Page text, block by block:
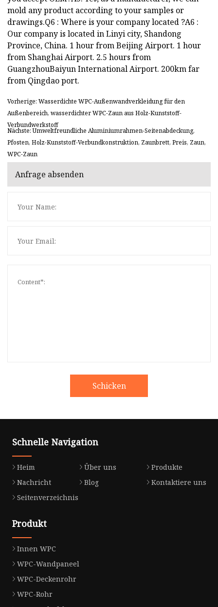
mold any product according to your samples or
drawings.Q6 : Where is your company located ?A6 :
Our company is located in Linyi city, Shandong
Province, China. 1 hour from Beijing Airport. 1 hour
from Shanghai Airport. 2.5 hours from
GuangzhouBaiyun International Airport. 200km far
from Qingdao port.
Vorherige: Wasserdichte WPC-Außenwandverkleidung für den
Außenbereich, wasserdichter WPC-Zaun aus Holz-Kunststoff-
Verbundwerkstoff
Nächste: Umweltfreundliche Aluminiumrahmen-Seitenabdeckung,
Pfosten, Holz-Kunststoff-Verbundkonstruktion, Zaunbrett, Preis, Zaun,
WPC-Zaun
Anfrage absenden
Schicken
Schnelle Navigation
Heim Über uns
Produkte
Nachricht
Blog
Kontaktiere uns
Seitenverzeichnis
Produkt
Innen WPC
WPC-Wandpaneel
WPC-Deckenrohr
WPC-Rohr